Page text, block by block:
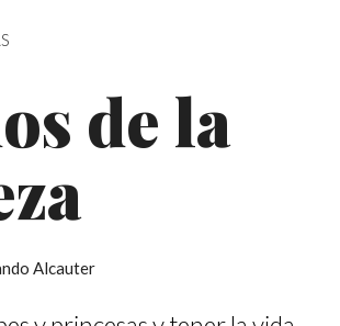
de la
Alcauter